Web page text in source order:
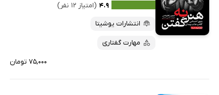
۴.۹ (امتیاز ۱۲ نفر)
انتشارات یوشیتا
مهارت گفتاری
۷۵,۰۰۰ تومان